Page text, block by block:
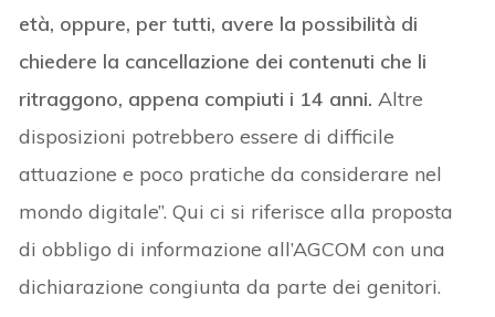
età, oppure, per tutti, avere la possibilità di
chiedere la cancellazione dei contenuti che li
ritraggono, appena compiuti i 14 anni. Altre
disposizioni potrebbero essere di difficile
attuazione e poco pratiche da considerare nel
mondo digitale”. Qui ci si riferisce alla proposta
di obbligo di informazione all’AGCOM con una
dichiarazione congiunta da parte dei genitori.